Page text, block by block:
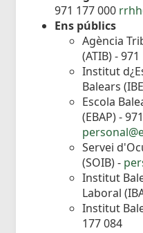
971 177 000
Ens públics
Agència
(ATIB) -
Institut
Balears
Escola
(EBAP) -
Servei
(SOIB) -
Institut
Laboral
Institut
177 084